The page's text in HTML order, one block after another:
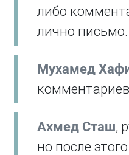
либо
лично письмо.
Мухамед
Ахмед Сташ,
но после